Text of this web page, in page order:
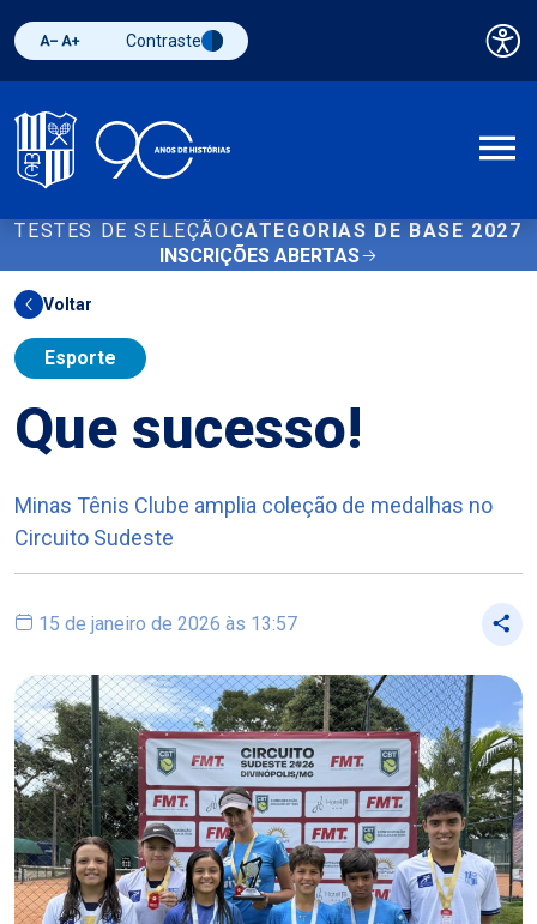
Diminuir fonte
Aumentar fonteAlternar contraste
Contraste
TESTES DE SELEÇÃO CATEGORIAS DE BASE 2027
INSCRIÇÕES ABERTAS
Voltar
Esporte
Que sucesso!
Minas Tênis Clube amplia coleção de medalhas no
Circuito Sudeste
15 de janeiro de 2026 às 13:57